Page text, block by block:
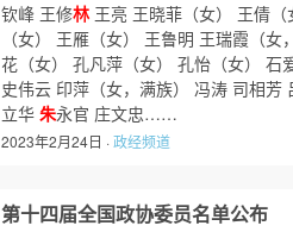
钦峰 王修林 王亮 王晓菲（女） 王倩
（女） 王雁（女） 王鲁明 王瑞霞（
花（女） 孔凡萍（女） 孔怡（女） 石
史伟云 印萍（女，满族） 冯涛 司相芳
立华 朱永官 庄文忠……
2023年2月24日 ·政经频道
第十四届全国政协委员名单公布